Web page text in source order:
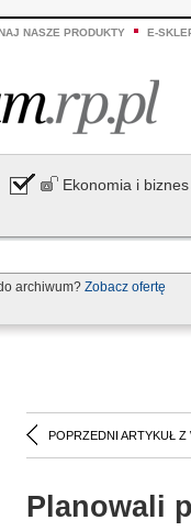
NASZE PRODUKTY E-
Ekonomia i biznes
archiwum? Zobacz ofertę
POPRZEDNI ARTYKUŁ Z
Planowali